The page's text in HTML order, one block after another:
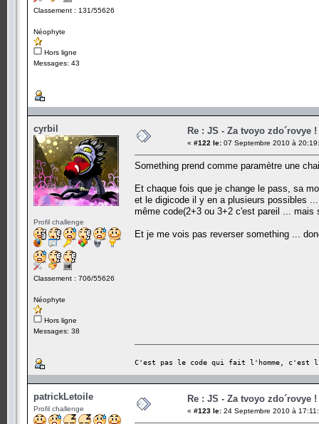
Classement : 131/55626
Néophyte
Hors ligne
Messages: 43
cyrbil
Profil challenge
Classement : 706/55626
Néophyte
Hors ligne
Messages: 38
Re : JS - Za tvoyo zdo´rovye !
« #122 le: 07 Septembre 2010 à
Something prend comme paramètre une
Et chaque fois que je change le pass, sa
et le digicode il y en a plusieurs possibles
même code(2+3 ou 3+2 c'est pareil ... mais
Et je me vois pas reverser something ...
C'est pas le code qui fait l'homme, c'est
patrickLetoile
Profil challenge
Re : JS - Za tvoyo zdo´rovye !
« #123 le: 24 Septembre 2010 à